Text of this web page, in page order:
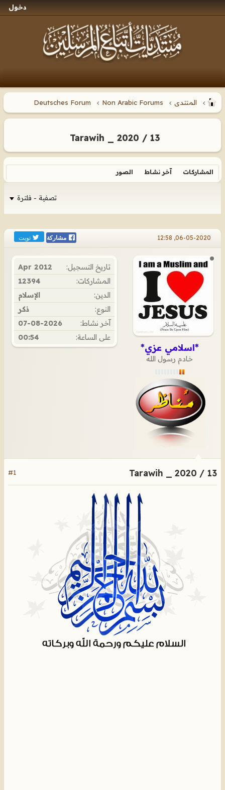
دخول
المنتدى Non Arabic Forums
Deutsches Forum
Tarawih _ 2020 / 13
المشاركات آخر نشاط الصور
تصفية - فلترة
06-05-2020, 12:58 مشاركة تويت
*اسلامي عزي*
خادم رسول الله
تاريخ التسجيل:
Apr 2012
المشاركات:
12394
الدين:
الإسلام
النوع:
ذكر
آخر نشاط:
07-08-2026
على الساعة:
00:54
#1 Tarawih _ 2020 / 13